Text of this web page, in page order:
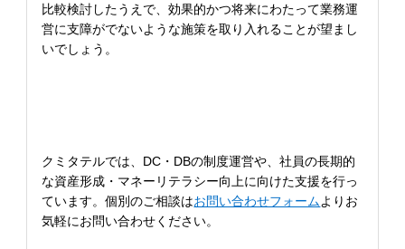
比較検討したうえで、効果的かつ将来にわたって業務運
営に支障がでないような施策を取り入れることが望まし
いでしょう。
クミタテルでは、DC・DBの制度運営や、社員の長期的
な資産形成・マネーリテラシー向上に向けた支援を行っ
ています。個別のご相談はお問い合わせフォームよりお
気軽にお問い合わせください。